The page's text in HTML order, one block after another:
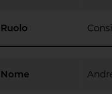
Ruolo
Nome